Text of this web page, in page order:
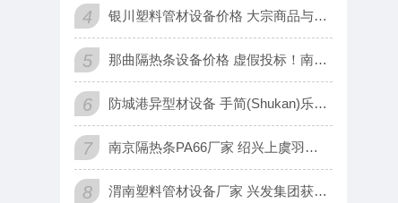
4 银川塑料管材设备价格 大宗商品与美元齐涨 九成商
5 那曲隔热条设备价格 虚假投标！南天信息被全军采购禁入1年
6 防城港异型材设备 手简(Shukan)乐队同名概念专辑《手简
7 南京隔热条PA66厂家 绍兴上虞羽毛球机器人斩获吉尼斯世界纪
8 渭南塑料管材设备厂家 兴发集团获比亚迪磷酸铁锂订单